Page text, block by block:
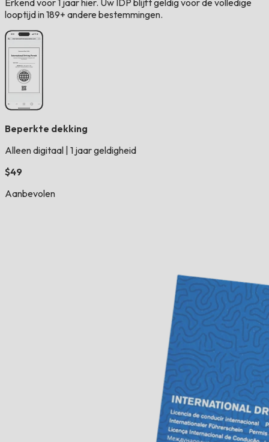
Erkend voor 1 jaar hier. Uw IDP blijft geldig voor de volledige
looptijd in 189+ andere bestemmingen.
Beperkte dekking
Alleen digitaal 1 jaar geldigheid
$49
Aanbevolen